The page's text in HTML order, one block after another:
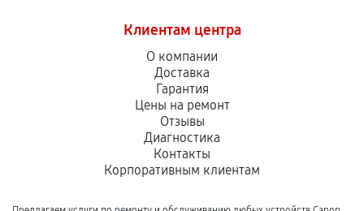
Клиентам центра
О компании
Доставка
Гарантия
Цены на ремонт
Отзывы
Диагностика
Контакты
Корпоративным клиентам